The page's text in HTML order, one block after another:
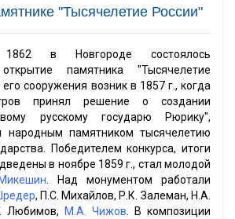
"Тысячелетие России"
в Новгороде состоялось
памятника "Тысячелетие
сооружения возник в 1857 г., когда
принял решение о создании
русскому государю Рюрику",
народным памятником тысячелетию
Победителем конкурса, итоги
в ноябре 1859 г., стал молодой
. Над монументом работали
, П.С. Михайлов, Р.К. Залеман, Н.А.
Любимов,
М.А. Чижов. В композиции